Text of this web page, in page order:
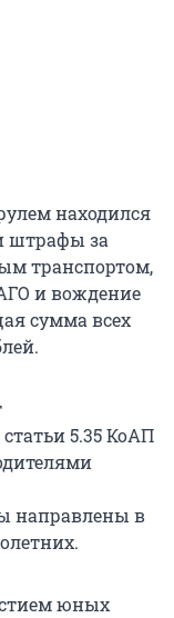
находился
штрафы за
транспортом,
и вождение
сумма всех
статьи 5.35 КоАП
направлены в
юных